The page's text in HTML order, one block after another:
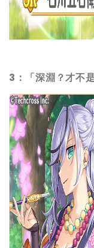
3：「深淵？才不